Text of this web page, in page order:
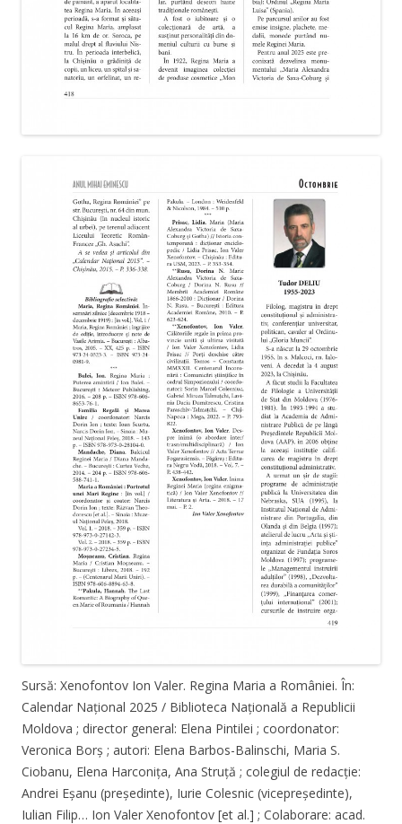
Sursă: Xenofontov Ion Valer. Regina Maria a României. În:
Calendar Național 2025 / Biblioteca Națională a Republicii
Moldova ; director general: Elena Pintilei ; coordonator:
Veronica Borș ; autori: Elena Barbos-Balinschi, Maria S.
Ciobanu, Elena Harconița, Ana Struță ; colegiul de redacție:
Andrei Eșanu (președinte), Iurie Colesnic (vicepreședinte),
Iulian Filip… Ion Valer Xenofontov [et al.] ; Colaborare: acad.